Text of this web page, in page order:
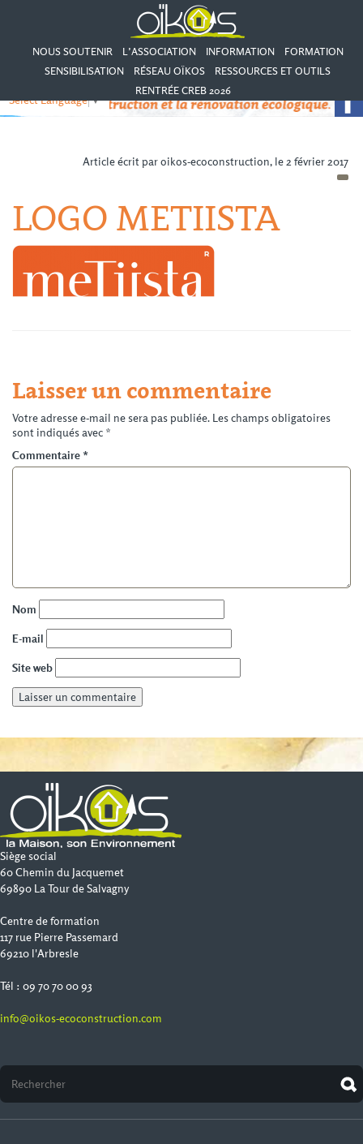
NOUS SOUTENIR L’ASSOCIATION INFORMATION
FORMATION
SENSIBILISATION
RÉSEAU OÏKOS
RESSOURCES ET OUTILS
RENTRÉE CREB 2026
Select Language▼
Article écrit par oikos-ecoconstruction, le 2 février 2017
LOGO METIISTA
Laisser un commentaire
Votre adresse e-mail ne sera pas publiée. Les champs obligatoires
sont indiqués avec *
Commentaire *
Nom
E-mail
Site web
Siège social
60 Chemin du Jacquemet
69890 La Tour de Salvagny
Centre de formation
117 rue Pierre Passemard
69210 l'Arbresle
Tél : 09 70 70 00 93
info@oikos-ecoconstruction.com